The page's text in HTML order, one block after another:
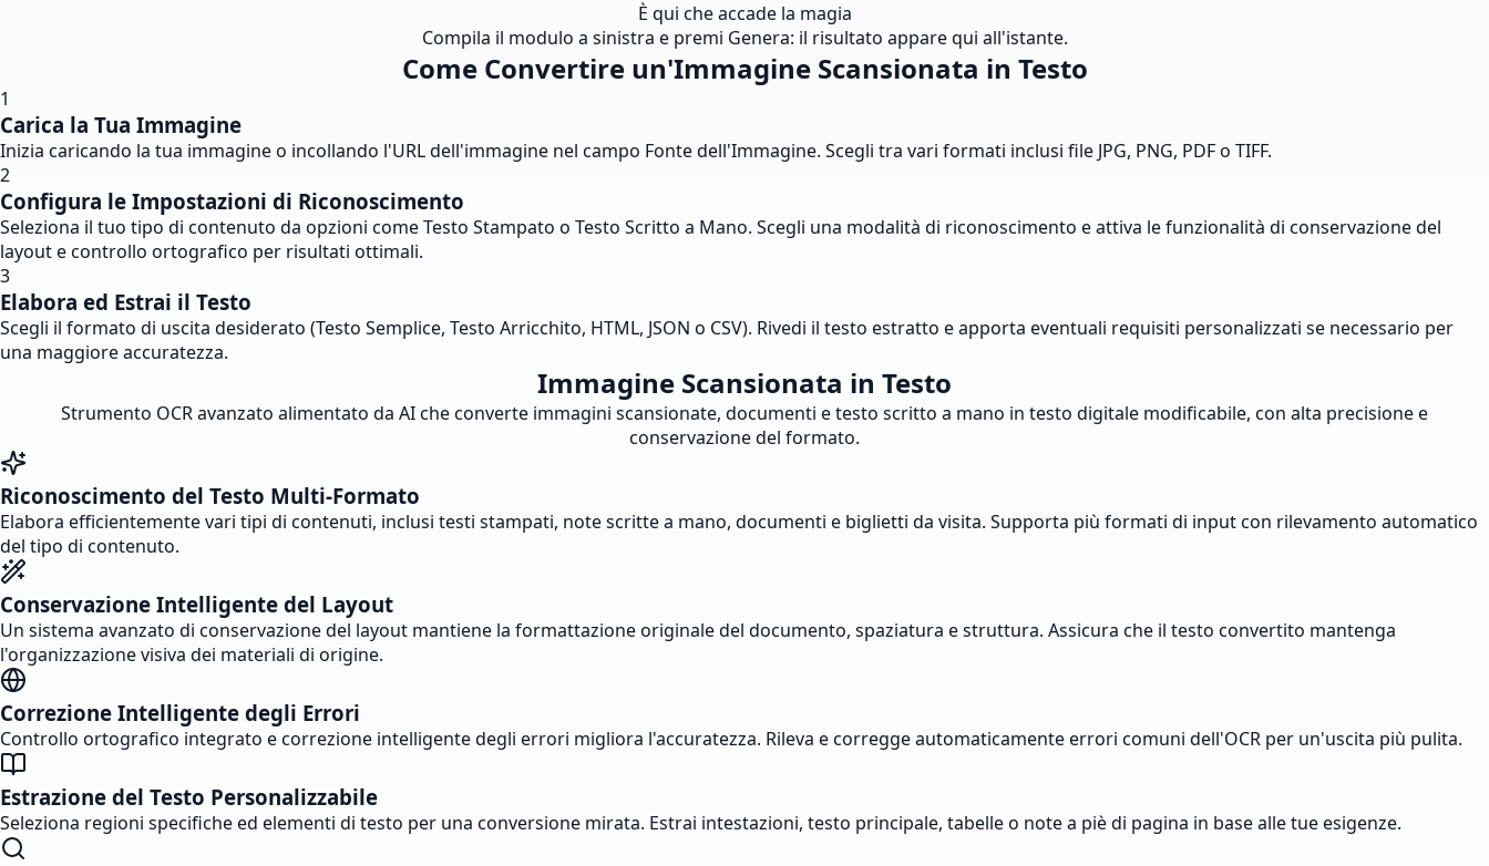
È qui che accade la magia
Compila il modulo a sinistra e premi Genera: il risultato appare qui all'istante.
Come Convertire un'Immagine Scansionata in Testo
1
Carica la Tua Immagine
Inizia caricando la tua immagine o incollando l'URL dell'immagine nel campo Fonte dell'Immagine. Scegli tra vari formati inclusi file JPG, PNG, PDF o TIFF.
2
Configura le Impostazioni di Riconoscimento
Seleziona il tuo tipo di contenuto da opzioni come Testo Stampato o Testo Scritto a Mano. Scegli una modalità di riconoscimento e attiva le funzionalità di conservazione del
layout e controllo ortografico per risultati ottimali.
3
Elabora ed Estrai il Testo
Scegli il formato di uscita desiderato (Testo Semplice, Testo Arricchito, HTML, JSON o CSV). Rivedi il testo estratto e apporta eventuali requisiti personalizzati se necessario per
una maggiore accuratezza.
Immagine Scansionata in Testo
Strumento OCR avanzato alimentato da AI che converte immagini scansionate, documenti e testo scritto a mano in testo digitale modificabile, con alta precisione e
conservazione del formato.
Riconoscimento del Testo Multi-Formato
Elabora efficientemente vari tipi di contenuti, inclusi testi stampati, note scritte a mano, documenti e biglietti da visita. Supporta più formati di input con rilevamento automatico
del tipo di contenuto.
Conservazione Intelligente del Layout
Un sistema avanzato di conservazione del layout mantiene la formattazione originale del documento, spaziatura e struttura. Assicura che il testo convertito mantenga
l'organizzazione visiva dei materiali di origine.
Correzione Intelligente degli Errori
Controllo ortografico integrato e correzione intelligente degli errori migliora l'accuratezza. Rileva e corregge automaticamente errori comuni dell'OCR per un'uscita più pulita.
Estrazione del Testo Personalizzabile
Seleziona regioni specifiche ed elementi di testo per una conversione mirata. Estrai intestazioni, testo principale, tabelle o note a piè di pagina in base alle tue esigenze.